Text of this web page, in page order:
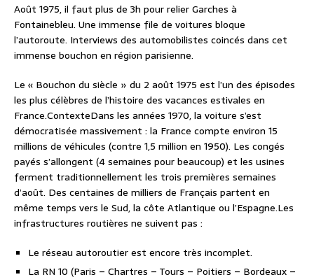
Août 1975, il faut plus de 3h pour relier Garches à
Fontainebleu. Une immense file de voitures bloque
l’autoroute. Interviews des automobilistes coincés dans cet
immense bouchon en région parisienne.
Le « Bouchon du siècle » du 2 août 1975 est l’un des épisodes
les plus célèbres de l’histoire des vacances estivales en
France.ContexteDans les années 1970, la voiture s’est
démocratisée massivement : la France compte environ 15
millions de véhicules (contre 1,5 million en 1950). Les congés
payés s’allongent (4 semaines pour beaucoup) et les usines
ferment traditionnellement les trois premières semaines
d’août. Des centaines de milliers de Français partent en
même temps vers le Sud, la côte Atlantique ou l’Espagne.Les
infrastructures routières ne suivent pas :
Le réseau autoroutier est encore très incomplet.
La RN 10 (Paris – Chartres – Tours – Poitiers – Bordeaux –